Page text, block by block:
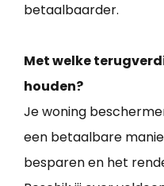
betaalbaarder.
Met welke
houden?
Je woning
een betaalbare
besparen en het